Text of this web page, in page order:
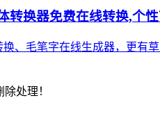
换器免费在线转换,个
、毛笔字在线生成器，更有
处理！